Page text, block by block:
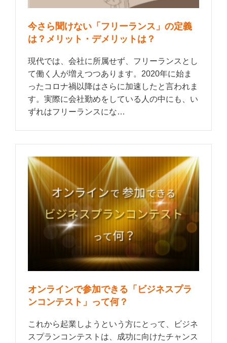
今さら聞けない「フリーランス」の定義
は？メリット・デメリットは？
現代では、会社に所属せず、フリーランスとし
て働く人が増えつつあります。2020年に始ま
ったコロナ禍以降はさらに加速したと言われま
す。実際に会社勤めをしている人の中にも、い
ずれはフリーランスにな…
オンラインで参加できる「ビジネスプラ
ンコンテスト」って何？
これから起業しようという方にとって、ビジネ
スプランコンテストは、成功に向けたチャンス